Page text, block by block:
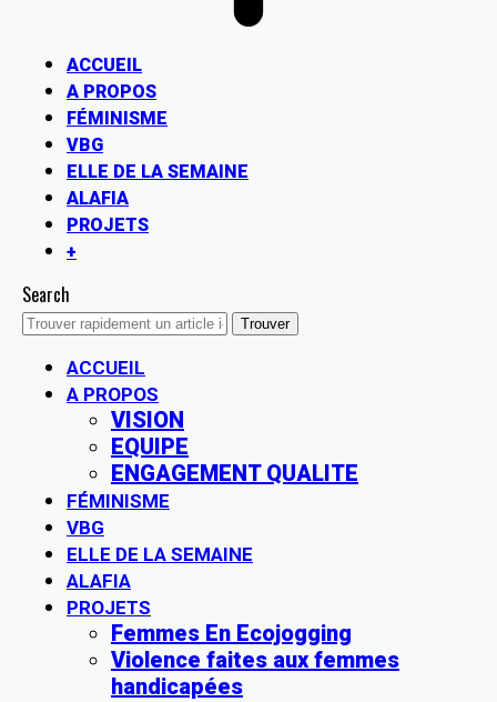
ACCUEIL
A PROPOS
FÉMINISME
VBG
ELLE DE LA SEMAINE
ALAFIA
PROJETS
+
Search
ACCUEIL
A PROPOS
VISION
EQUIPE
ENGAGEMENT QUALITE
FÉMINISME
VBG
ELLE DE LA SEMAINE
ALAFIA
PROJETS
Femmes En Ecojogging
Violence faites aux femmes
handicapées